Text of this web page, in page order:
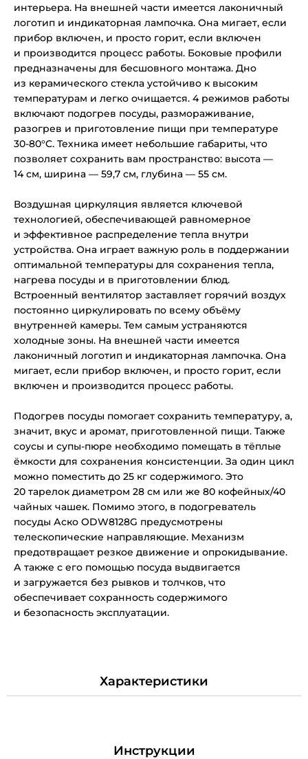
Характеристики
Инструкции
интерьера. На внешней части имеется лаконичный
логотип и индикаторная лампочка. Она мигает, если
прибор включен, и просто горит, если включен
и производится процесс работы. Боковые профили
предназначены для бесшовного монтажа. Дно
из керамического стекла устойчиво к высоким
температурам и легко очищается. 4 режимов работы
включают подогрев посуды, размораживание,
разогрев и приготовление пищи при температуре
30-80°C. Техника имеет небольшие габариты, что
позволяет сохранить вам пространство: высота —
14 см, ширина — 59,7 см, глубина — 55 см.
Воздушная циркуляция является ключевой
технологией, обеспечивающей равномерное
и эффективное распределение тепла внутри
устройства. Она играет важную роль в поддержании
оптимальной температуры для сохранения тепла,
нагрева посуды и в приготовлении блюд.
Встроенный вентилятор заставляет горячий воздух
постоянно циркулировать по всему объёму
внутренней камеры. Тем самым устраняются
холодные зоны. На внешней части имеется
лаконичный логотип и индикаторная лампочка. Она
мигает, если прибор включен, и просто горит, если
включен и производится процесс работы.
Подогрев посуды помогает сохранить температуру, а,
значит, вкус и аромат, приготовленной пищи. Также
соусы и супы-пюре необходимо помещать в тёплые
ёмкости для сохранения консистенции. За один цикл
можно поместить до 25 кг содержимого. Это
20 тарелок диаметром 28 см или же 80 кофейных/40
чайных чашек. Помимо этого, в подогреватель
посуды Аско ODW8128G предусмотрены
телескопические направляющие. Механизм
предотвращает резкое движение и опрокидывание.
А также с его помощью посуда выдвигается
и загружается без рывков и толчков, что
обеспечивает сохранность содержимого
и безопасность эксплуатации.